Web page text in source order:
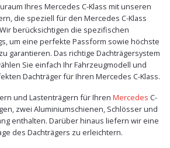
Ihres Mercedes C-Klass mit unseren
die speziell für den Mercedes C-Klass
berücksichtigen die spezifischen
um eine perfekte Passform sowie höchste
garantieren. Das richtige Dachträgersystem
Sie einfach Ihr Fahrzeugmodell und
Dachträger für Ihren Mercedes C-Klass.
und Lastenträgern für Ihren Mercedes C-
zwei Aluminiumschienen, Schlösser und
enthalten. Darüber hinaus liefern wir eine
des Dachträgers zu erleichtern.